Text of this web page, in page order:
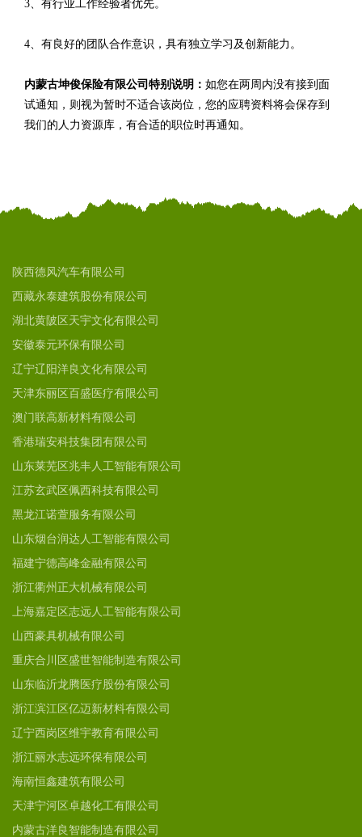
3、有行业工作经验者优先。
4、有良好的团队合作意识，具有独立学习及创新能力。
内蒙古坤俊保险有限公司特别说明： 如您在两周内没有接到面
试通知，则视为暂时不适合该岗位，您的应聘资料将会保存到
我们的人力资源库，有合适的职位时再通知。
陕西德风汽车有限公司
西藏永泰建筑股份有限公司
湖北黄陂区天宇文化有限公司
安徽泰元环保有限公司
辽宁辽阳洋良文化有限公司
天津东丽区百盛医疗有限公司
澳门联高新材料有限公司
香港瑞安科技集团有限公司
山东莱芜区兆丰人工智能有限公司
江苏玄武区佩西科技有限公司
黑龙江诺萱服务有限公司
山东烟台润达人工智能有限公司
福建宁德高峰金融有限公司
浙江衢州正大机械有限公司
上海嘉定区志远人工智能有限公司
山西豪具机械有限公司
重庆合川区盛世智能制造有限公司
山东临沂龙腾医疗股份有限公司
浙江滨江区亿迈新材料有限公司
辽宁西岗区维宇教育有限公司
浙江丽水志远环保有限公司
海南恒鑫建筑有限公司
天津宁河区卓越化工有限公司
内蒙古洋良智能制造有限公司